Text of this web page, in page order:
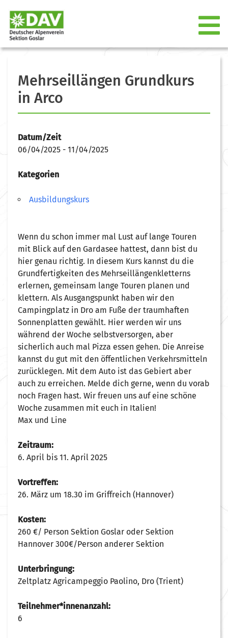
Mehrseillängen Grundkurs
in Arco
Datum/Zeit
06/04/2025 - 11/04/2025
Kategorien
Ausbildungskurs
Wenn du schon immer mal Lust auf lange Touren
mit Blick auf den Gardasee hattest, dann bist du
hier genau richtig. In diesem Kurs kannst du die
Grundfertigkeiten des Mehrseillängenkletterns
erlernen, gemeinsam lange Touren planen und
klettern. Als Ausgangspunkt haben wir den
Campingplatz in Dro am Fuße der traumhaften
Sonnenplatten gewählt. Hier werden wir uns
während der Woche selbstversorgen, aber
sicherlich auch mal Pizza essen gehen. Die Anreise
kannst du gut mit den öffentlichen Verkehrsmitteln
zurücklegen. Mit dem Auto ist das Gebiert aber
auch zu erreichen. Melde dich gerne, wenn du vorab
noch Fragen hast. Wir freuen uns auf eine schöne
Woche zusammen mit euch in Italien!
Max und Line
Zeitraum:
6. April bis 11. April 2025
Vortreffen:
26. März um 18.30 im Griffreich (Hannover)
Kosten:
260 €/ Person Sektion Goslar oder Sektion
Hannover 300€/Person anderer Sektion
Unterbringung:
Zeltplatz Agricampeggio Paolino, Dro (Trient)
Teilnehmer*innenanzahl:
6